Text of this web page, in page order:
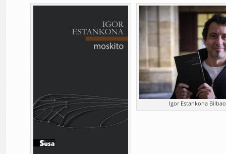
Igor Estankona